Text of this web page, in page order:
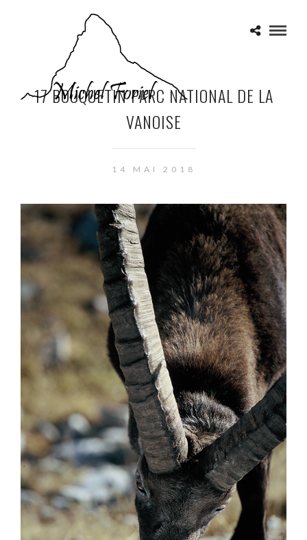
17 BOUQUETIN PARC NATIONAL DE LA
VANOISE
14 MAI 2018